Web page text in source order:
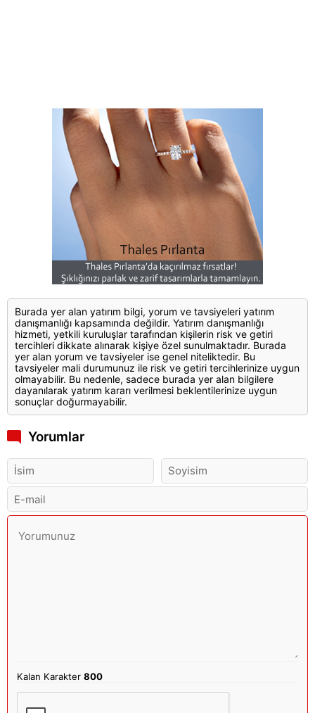
Burada yer alan yatırım bilgi, yorum ve tavsiyeleri yatırım
danışmanlığı kapsamında değildir. Yatırım danışmanlığı
hizmeti, yetkili kuruluşlar tarafından kişilerin risk ve getiri
tercihleri dikkate alınarak kişiye özel sunulmaktadır. Burada
yer alan yorum ve tavsiyeler ise genel niteliktedir. Bu
tavsiyeler mali durumunuz ile risk ve getiri tercihlerinize uygun
olmayabilir. Bu nedenle, sadece burada yer alan bilgilere
dayanılarak yatırım kararı verilmesi beklentilerinize uygun
sonuçlar doğurmayabilir.
Yorumlar
Kalan Karakter800